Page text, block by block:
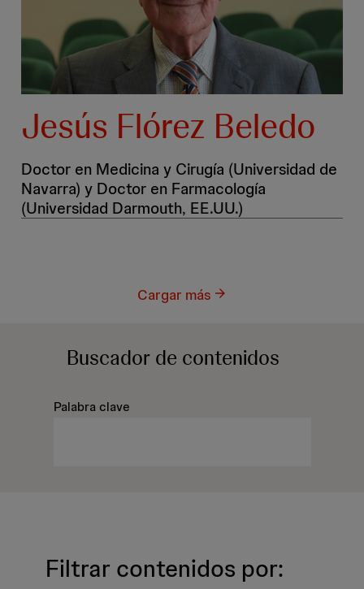
Jesús Flórez Beledo
Doctor en Medicina y Cirugía (Universidad de
Navarra) y Doctor en Farmacología
(Universidad Darmouth, EE.UU.)
Cargar más
Palabra clave
Buscadorde contenidos
Filtrar contenidos por: